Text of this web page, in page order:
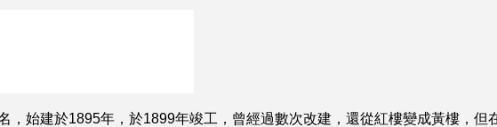
，始建於1895年，於1899年竣工，曾經過數次改建，還從紅樓變成黃樓，